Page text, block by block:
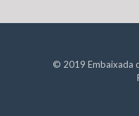
© 2019 Embaixada